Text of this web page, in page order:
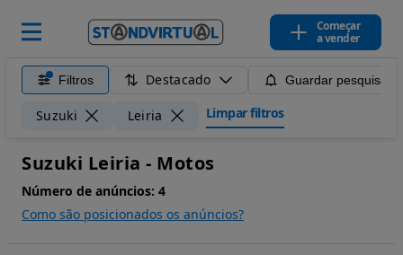
Começar
a vender
Filtros Destacado Guardar pesquisa
Suzuki Leiria Limpar filtros
Suzuki Leiria - Motos
Número de anúncios: 4
Como são posicionados os anúncios?